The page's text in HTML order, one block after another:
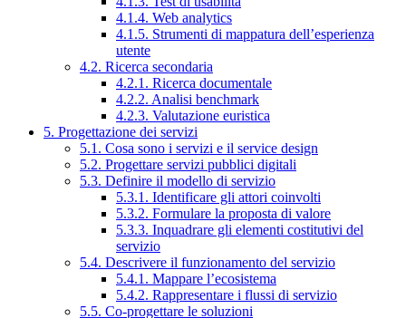
4.1.4. Web analytics
4.1.5. Strumenti di mappatura dell’esperienza
utente
4.2. Ricerca secondaria
4.2.1. Ricerca documentale
4.2.2. Analisi benchmark
4.2.3. Valutazione euristica
5. Progettazione dei servizi
5.1. Cosa sono i servizi e il service design
5.2. Progettare servizi pubblici digitali
5.3. Definire il modello di servizio
5.3.1. Identificare gli attori coinvolti
5.3.2. Formulare la proposta di valore
5.3.3. Inquadrare gli elementi costitutivi del
servizio
5.4. Descrivere il funzionamento del servizio
5.4.1. Mappare l’ecosistema
5.4.2. Rappresentare i flussi di servizio
5.5. Co-progettare le soluzioni